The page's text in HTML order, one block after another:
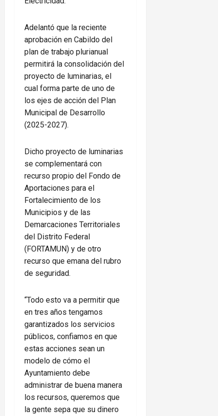
Adelantó que la reciente
aprobación en Cabildo del
plan de trabajo plurianual
permitirá la consolidación del
proyecto de luminarias, el
cual forma parte de uno de
los ejes de acción del Plan
Municipal de Desarrollo
(2025-2027).
Dicho proyecto de luminarias
se complementará con
recurso propio del Fondo de
Aportaciones para el
Fortalecimiento de los
Municipios y de las
Demarcaciones Territoriales
del Distrito Federal
(FORTAMUN) y de otro
recurso que emana del rubro
de seguridad.
“Todo esto va a permitir que
en tres años tengamos
garantizados los servicios
públicos, confiamos en que
estas acciones sean un
modelo de cómo el
Ayuntamiento debe
administrar de buena manera
los recursos, queremos que
la gente sepa que su dinero